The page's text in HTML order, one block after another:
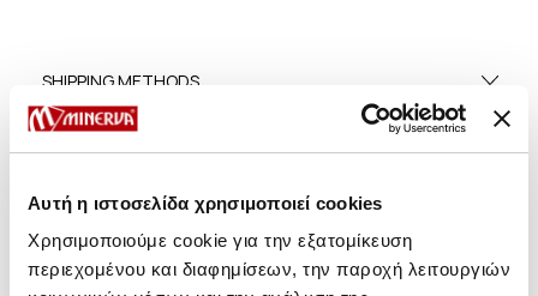
Αυτή η ιστοσελίδα χρησιμοποιεί cookies
Χρησιμοποιούμε cookie για την εξατομίκευση
περιεχομένου και διαφημίσεων, την παροχή λειτουργιών
SHIPPING METHODS
SIZE GUIDE